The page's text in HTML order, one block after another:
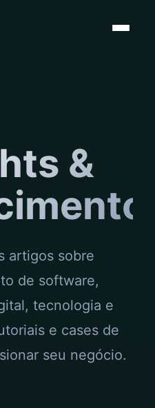
&
artigos sobre
de software,
tecnologia e
e cases de
seu negócio.